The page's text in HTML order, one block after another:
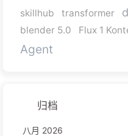
skillhub
transformer
blender 5.0
Flux 1
Agent
归档
八月 2026